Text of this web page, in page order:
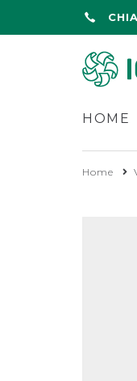
HOME
Home